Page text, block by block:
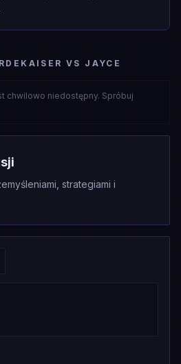
VS JAYCE
chwilowo niedostępny. Spróbuj
strategiami i